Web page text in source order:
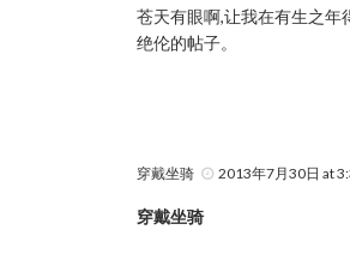
苍天有眼啊,让我在有生之年
绝伦的帖子。
穿戴坐骑 2013年7月30日 at
穿戴坐骑